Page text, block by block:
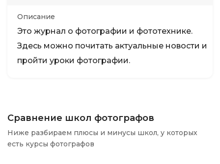
Описание
Это журнал о фотографии и фототехнике.
Здесь можно почитать актуальные новости и
пройти уроки фотографии.
Сравнение школ фотографов
Ниже разбираем плюсы и минусы школ, у которых
есть курсы фотографов